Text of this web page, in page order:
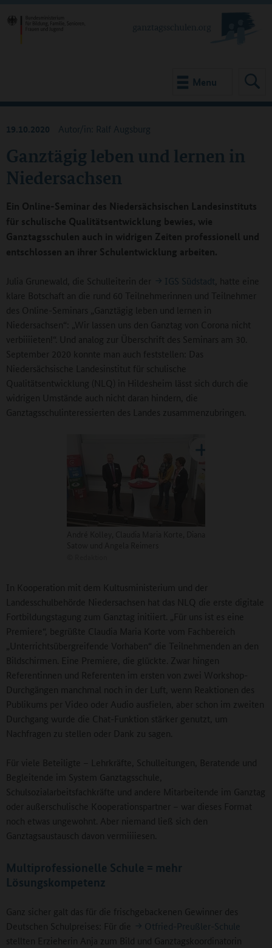
Menu
Ganztägig leben und lernen in
Niedersachsen
19.10.2020 Autor/in: Ralf Augsburg
Ein Online-Seminar des Niedersächsischen Landesinstituts
für schulische Qualitätsentwicklung bewies, wie
Ganztagsschulen auch in widrigen Zeiten professionell und
entschlossen an ihrer Schulentwicklung arbeiten.
Julia Grunewald, die Schulleiterin der IGS Südstadt , hatte eine
klare Botschaft an die rund 60 Teilnehmerinnen und Teilnehmer
des Online-Seminars „Ganztägig leben und lernen in
Niedersachsen“: „Wir lassen uns den Ganztag von Corona nicht
verbiiiieten!“. Und analog zur Überschrift des Seminars am 30.
September 2020 konnte man auch feststellen: Das
Niedersächsische Landesinstitut für schulische
Qualitätsentwicklung (NLQ) in Hildesheim lässt sich durch die
widrigen Umstände auch nicht daran hindern, die
Ganztagsschulinteressierten des Landes zusammenzubringen.
In Kooperation mit dem Kultusministerium und der
Landesschulbehörde Niedersachsen hat das NLQ die erste digitale
Fortbildungstagung zum Ganztag initiiert. „Für uns ist es eine
Premiere“, begrüßte Claudia Maria Korte vom Fachbereich
„Unterrichtsübergreifende Vorhaben“ die Teilnehmenden an den
Bildschirmen. Eine Premiere, die glückte. Zwar hingen
Referentinnen und Referenten im ersten von zwei Workshop-
Durchgängen manchmal noch in der Luft, wenn Reaktionen des
Publikums per Video oder Audio ausfielen, aber schon im zweiten
Durchgang wurde die Chat-Funktion stärker genutzt, um
Nachfragen zu stellen oder Dank zu sagen.
Für viele Beteiligte – Lehrkräfte, Schulleitungen, Beratende und
Begleitende im System Ganztagsschule,
Schulsozialarbeitsfachkräfte und andere Mitarbeitende im Ganztag
oder außerschulische Kooperationspartner – war dieses Format
noch etwas ungewohnt. Aber niemand ließ sich den
Ganztagsaustausch davon vermiiiiesen.
Multiprofessionelle Schule = mehr
Lösungskompetenz
Ganz sicher galt das für die frischgebackenen Gewinner des
Deutschen Schulpreises: Für die
Otfried-Preußler-Schule
stellten Erzieherin Anja zum Bild und Ganztagskoordinatorin